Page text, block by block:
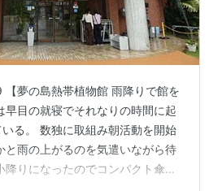
夢の島熱帯植物館 雨降りで館を
早目の就寝でそれなりの時間に起
る。 数独に取組み朝活動を開始
と雨の上がるのを気遣いながら待
りになったのでコンパクト傘を